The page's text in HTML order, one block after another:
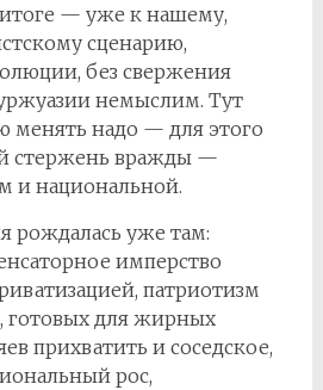
— уже к нашему,
сценарию,
без свержения
немыслим. Тут
менять надо — для этого
стержень вражды —
и национальной.
рождалась уже там:
имперство
патриотизм
готовых для жирных
прихватить и соседское,
рос,